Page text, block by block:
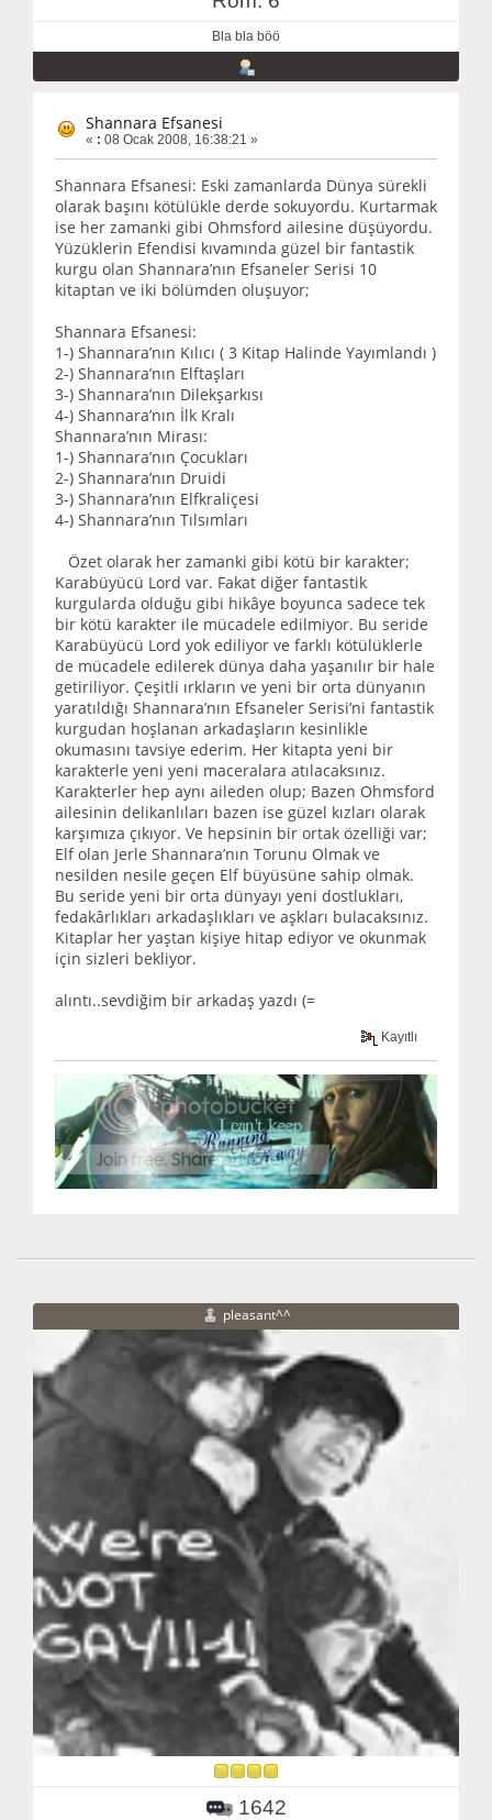
Bla bla böö
Shannara Efsanesi
« : 08 Ocak 2008, 16:38:21 »
Shannara Efsanesi: Eski zamanlarda Dünya sürekli
olarak başını kötülükle derde sokuyordu. Kurtarmak
ise her zamanki gibi Ohmsford ailesine düşüyordu.
Yüzüklerin Efendisi kıvamında güzel bir fantastik
kurgu olan Shannara’nın Efsaneler Serisi 10
kitaptan ve iki bölümden oluşuyor;
Shannara Efsanesi:
1-) Shannara’nın Kılıcı ( 3 Kitap Halinde Yayımlandı )
2-) Shannara’nın Elftaşları
3-) Shannara’nın Dilekşarkısı
4-) Shannara’nın İlk Kralı
Shannara’nın Mirası:
1-) Shannara’nın Çocukları
2-) Shannara’nın Druidi
3-) Shannara’nın Elfkraliçesi
4-) Shannara’nın Tılsımları
Özet olarak her zamanki gibi kötü bir karakter;
Karabüyücü Lord var. Fakat diğer fantastik
kurgularda olduğu gibi hikâye boyunca sadece tek
bir kötü karakter ile mücadele edilmiyor. Bu seride
Karabüyücü Lord yok ediliyor ve farklı kötülüklerle
de mücadele edilerek dünya daha yaşanılır bir hale
getiriliyor. Çeşitli ırkların ve yeni bir orta dünyanın
yaratıldığı Shannara’nın Efsaneler Serisi’ni fantastik
kurgudan hoşlanan arkadaşların kesinlikle
okumasını tavsiye ederim. Her kitapta yeni bir
karakterle yeni yeni maceralara atılacaksınız.
Karakterler hep aynı aileden olup; Bazen Ohmsford
ailesinin delikanlıları bazen ise güzel kızları olarak
karşımıza çıkıyor. Ve hepsinin bir ortak özelliği var;
Elf olan Jerle Shannara’nın Torunu Olmak ve
nesilden nesile geçen Elf büyüsüne sahip olmak.
Bu seride yeni bir orta dünyayı yeni dostlukları,
fedakârlıkları arkadaşlıkları ve aşkları bulacaksınız.
Kitaplar her yaştan kişiye hitap ediyor ve okunmak
için sizleri bekliyor.
alıntı..sevdiğim bir arkadaş yazdı (=
Kayıtlı
pleasant^^
1642